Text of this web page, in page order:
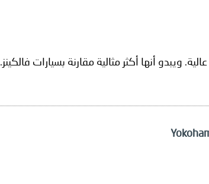
ويبدو أنها أكثر مثالية مقارنة بسيارات فالكينز.